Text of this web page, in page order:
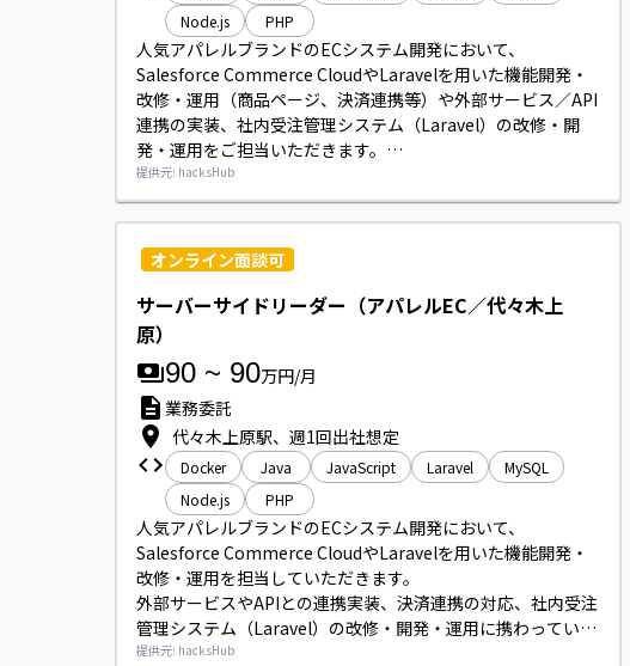
Node.js
PHP
人気アパレルブランドのECシステム開発において、
Salesforce Commerce CloudやLaravelを用いた機能開発・
改修・運用（商品ページ、決済連携等）や外部サービス／API
連携の実装、社内受注管理システム（Laravel）の改修・開
発・運用をご担当いただきます。
併せてエンジニア約3名のタスク管理、コードレビュー、テス
ト設計などチームマネジメント業務もお願い致します。
提供元: hacksHub
オンライン面談可
サーバーサイドリーダー（アパレルEC／代々木上
原）
90 ~ 90万円/月
業務委託
代々木上原駅、週1回出社想定
Docker Java JavaScript Laravel
MySQL
Node.js
PHP
人気アパレルブランドのECシステム開発において、
Salesforce Commerce CloudやLaravelを用いた機能開発・
改修・運用を担当していただきます。
外部サービスやAPIとの連携実装、決済連携の対応、社内受注
管理システム（Laravel）の改修・開発・運用に携わっていた
だきます。
提供元: hacksHub